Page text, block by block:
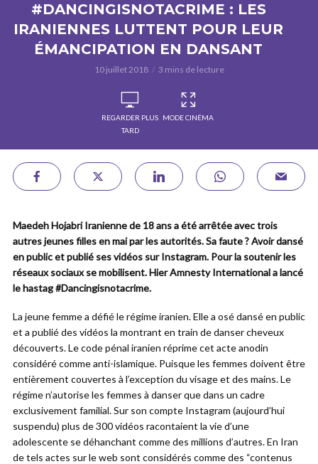
#DANCINGISNOTACRIME : LES
IRANIENNES LUTTENT POUR LEUR
ÉMANCIPATION EN DANSANT
10 juillet 2018 3 mins de lecture
REGARDER PLUS
TARD
MODE CINÉMA
Maedeh Hojabri Iranienne de 18 ans a été arrêtée avec trois
autres jeunes filles en mai par les autorités. Sa faute ? Avoir dansé
en public et publié ses vidéos sur Instagram. Pour la soutenir les
réseaux sociaux se mobilisent. Hier Amnesty International a lancé
le hastag #Dancingisnotacrime.
La jeune femme a défié le régime iranien. Elle a osé dansé en public
et a publié des vidéos la montrant en train de danser cheveux
découverts. Le code pénal iranien réprime cet acte anodin
considéré comme anti-islamique. Puisque les femmes doivent être
entièrement couvertes à l’exception du visage et des mains. Le
régime n’autorise les femmes à danser que dans un cadre
exclusivement familial. Sur son compte Instagram (aujourd’hui
suspendu) plus de 300 vidéos racontaient la vie d’une
adolescente se déhanchant comme des millions d’autres. En Iran
de tels actes sur le web sont considérés comme des “contenus